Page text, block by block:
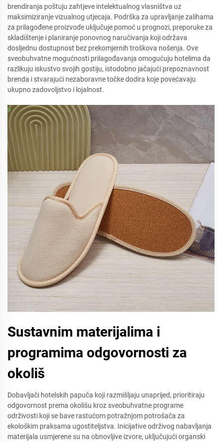
brendiranja poštuju zahtjeve intelektualnog vlasništva uz
maksimiziranje vizualnog utjecaja. Podrška za upravljanje zalihama
za prilagođene proizvode uključuje pomoć u prognozi, preporuke za
skladištenje i planiranje ponovnog naručivanja koji održava
dosljednu dostupnost bez prekomjernih troškova nošenja. Ove
sveobuhvatne mogućnosti prilagođavanja omogućuju hotelima da
razlikuju iskustvo svojih gostiju, istodobno jačajući prepoznavnost
brenda i stvarajući nezaboravne točke dodira koje povećavaju
ukupno zadovoljstvo i lojalnost.
Sustavnim materijalima i
programima odgovornosti za
okoliš
Dobavljači hotelskih papuča koji razmišljaju unaprijed, prioritiraju
odgovornost prema okolišu kroz sveobuhvatne programe
održivosti koji se bave rastućom potražnjom potrošača za
ekološkim praksama ugostiteljstva. Inicijative održivog nabavljanja
materijala usmjerene su na obnovljive izvore, uključujući organski